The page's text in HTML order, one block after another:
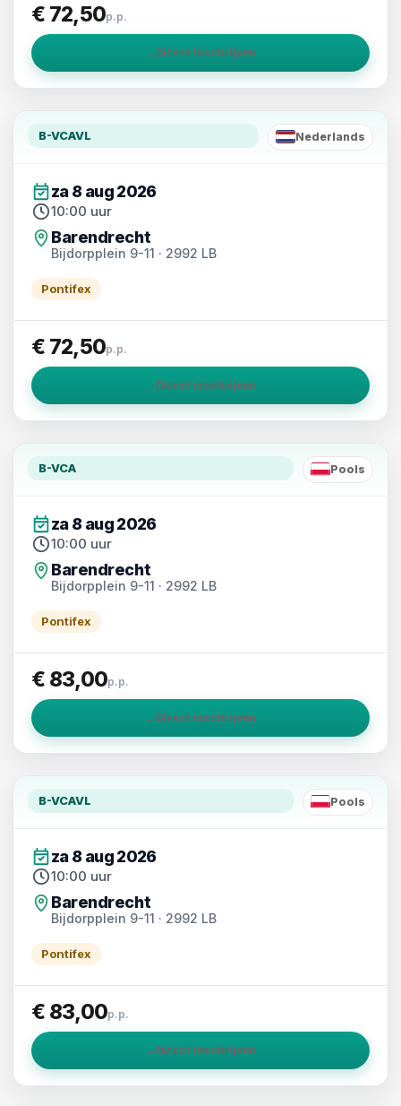
€ 72,50p.p.
→ Direct inschrijven
B-VCAVL
NL
Nederlands
za 8 aug 2026
10:00 uur
Barendrecht
Bijdorpplein 9-11 · 2992 LB
Pontifex
€ 72,50p.p.
→ Direct inschrijven
B-VCA
PL
Pools
za 8 aug 2026
10:00 uur
Barendrecht
Bijdorpplein 9-11 · 2992 LB
Pontifex
€ 83,00p.p.
→ Direct inschrijven
B-VCAVL
PL
Pools
za 8 aug 2026
10:00 uur
Barendrecht
Bijdorpplein 9-11 · 2992 LB
Pontifex
€ 83,00p.p.
→ Direct inschrijven